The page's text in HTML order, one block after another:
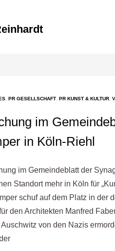
PR GESELLSCHAFT PR KUNST & KULTUR
im
in Köln-Riehl
im Gemeindeblatt der
Standort mehr in Köln für
schuf auf dem Platz in der
den Architekten Manfred
von den Nazis